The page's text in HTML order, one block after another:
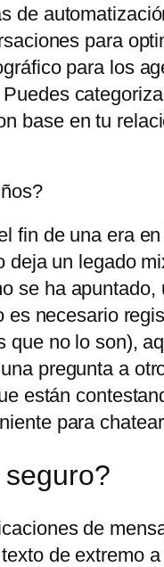
de
para
para los
base ​​en tu
fin de una era
deja un legado
se ha
es necesario
que no lo son),
pregunta a
están
para
de
de extremo